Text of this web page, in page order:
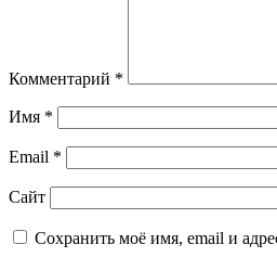
Комментарий *
Имя *
Email *
Сайт
Сохранить моё имя, email и